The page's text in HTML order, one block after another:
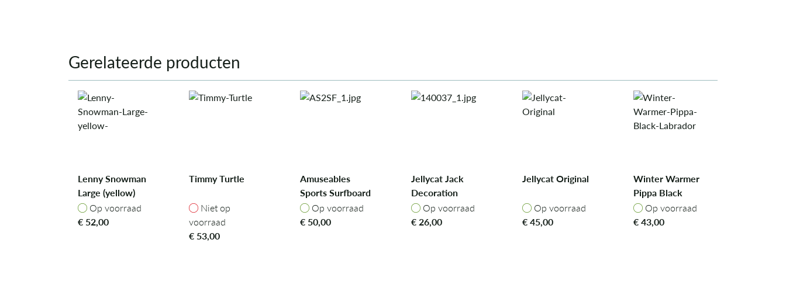
Gerelateerde producten
Lenny Snowman
Large (yellow)
Op voorraad
Op voorraad
€ 52,00
Timmy Turtle
Niet op voorraad
Niet op
voorraad
€ 53,00
Amuseables
Sports Surfboard
Op voorraad
Op voorraad
€ 50,00
Jellycat Jack
Decoration
Op voorraad
Op voorraad
€26,00
Jellycat Original
Op voorraad
Op voorraad
€45,00
Winter Warmer
Pippa Black
Labrador
Op voorraad
Op voorraad
€43,00